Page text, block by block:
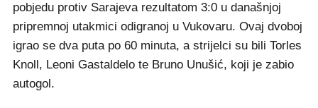
pobjedu protiv Sarajeva rezultatom 3:0 u današnjoj
pripremnoj utakmici odigranoj u Vukovaru. Ovaj dvoboj
igrao se dva puta po 60 minuta, a strijelci su bili Torles
Knoll, Leoni Gastaldelo te Bruno Unušić, koji je zabio
autogol.